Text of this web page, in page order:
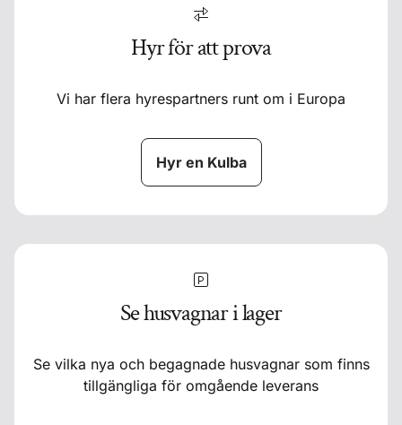
Hyr för att prova
Vi har flera hyrespartners runt om i Europa
Hyr en Kulba
Se husvagnar i lager
Se vilka nya och begagnade husvagnar som finns
tillgängliga för omgående leverans